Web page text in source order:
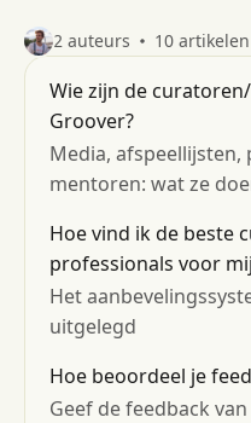
2 auteurs 10 artikelen
Wie zijn de
Groover?
Media, afspeellijsten,
mentoren: wat ze
Hoe vind ik de beste
professionals voor
Het
uitgelegd
Hoe beoordeel je
Geef de feedback